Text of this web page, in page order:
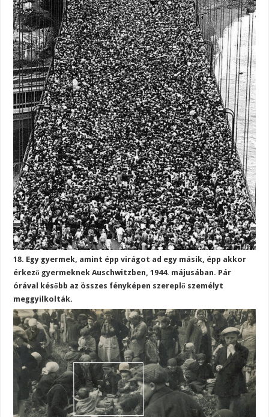
18. Egy gyermek, amint épp virágot ad egy másik, épp akkor
érkező gyermeknek Auschwitzben, 1944. májusában. Pár
órával később az összes fényképen szereplő személyt
meggyilkolták.